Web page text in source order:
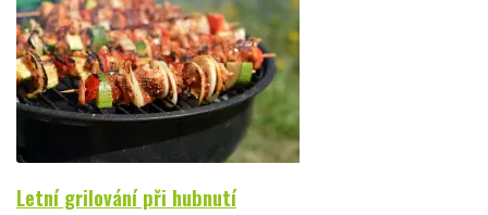
Letní grilování při hubnutí